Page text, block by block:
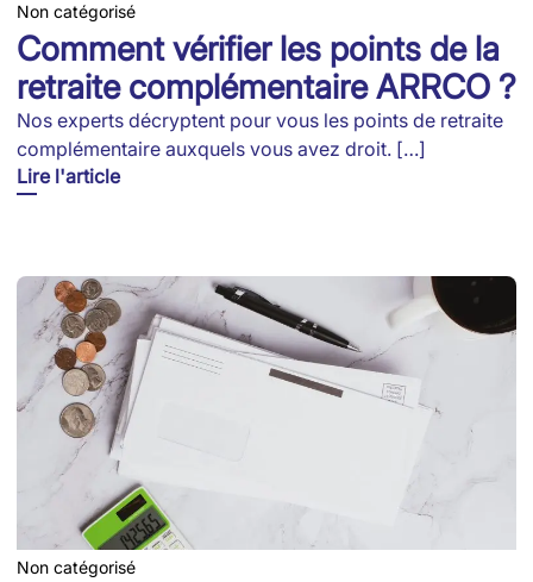
Non catégorisé
Comment vérifier les points de la
retraite complémentaire ARRCO ?
Nos experts décryptent pour vous les points de retraite
complémentaire auxquels vous avez droit. […]
Lire l'article
Non catégorisé